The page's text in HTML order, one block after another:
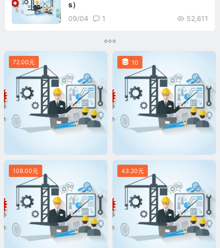
s）
09/04 1 52,611
72.00元 10
108.00元 43.20元